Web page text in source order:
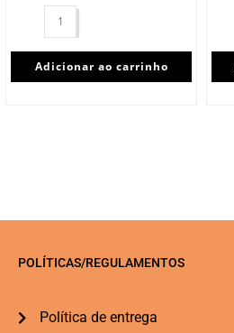
Adicionar ao carrinho
POLÍTICAS/REGULAMENTOS
Política de entrega